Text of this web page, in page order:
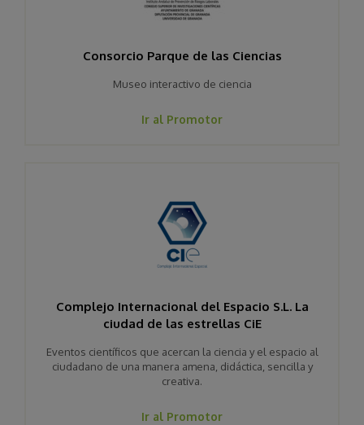
Consorcio Parque de las Ciencias
Museo interactivo de ciencia
Ir al Promotor
Complejo Internacional del Espacio S.L. La
ciudad de las estrellas CiE
Eventos científicos que acercan la ciencia y el espacio al
ciudadano de una manera amena, didáctica, sencilla y
creativa.
Ir al Promotor